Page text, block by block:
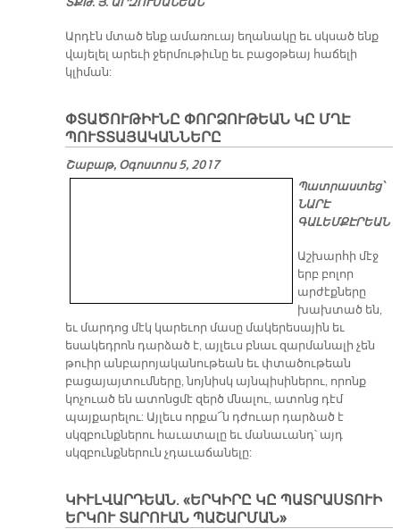
ՏՔԹ. Յ. ԱՐԶՈՒՄԱՆԵԱՆ
Արդէն մտած ենք ամառուայ եղանակը եւ սկսած ենք
վայելել արեւի ջերմութիւնը եւ բացօթեայ հաճելի
կլիման:
ՓՏԱ­ԾՈՒ­ԹԻՒ­ՆԸ ՓՈՐ­ՁՈՒ­ԹԵԱՆ ԿԸ ՄՂԷ
ՊՈՒՏ­ՏԱ­ՅԱ­ԿԱՆ­ՆԵ­ՐԸ
Շաբաթ, Օգոստոս 5, 2017
Պատրաստեց՝
ՆԱՐԷ
ԳԱԼԵՄՔԷՐԵԱՆ
Աշխարհի մէջ
երբ բոլոր
արժէքները
խախտած են,
եւ մարդոց մէկ կարեւոր մասը մակերեսային եւ
եսակեդրոն դարձած է, այլեւս բնաւ զարմանալի չեն
թուիր անբարոյականութեան եւ փտածութեան
բացայայտումները, նոյնիսկ այնպիսիներու, որոնք
կոչուած են ատոնցմէ զերծ մնալու, ատոնց դէմ
պայքարելու: Այլեւս որքա՜ն դժուար դարձած է
սկզբունքներու հաւատալը եւ մանաւանդ՝ այդ
սկզբունքներուն չդաւաճանելը:
​ԿԻՒԼՎԱՐԴԵԱՆ. «ԵՐԿԻՐԸ ԿԸ ՊԱՏՐԱՍՏՈՒԻ
ԵՐԿՈՒ ՏԱՐՈՒԱՆ ՊԱՇԱՐՄԱՆ»